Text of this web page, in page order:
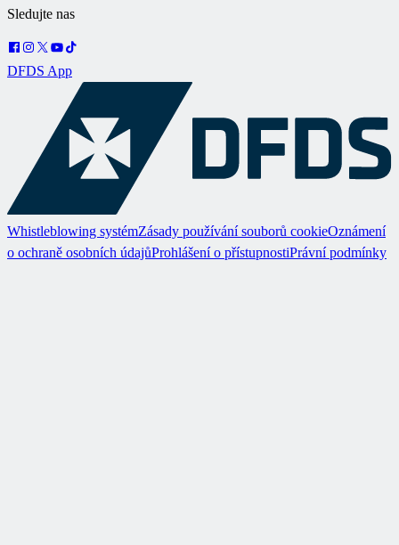
Sledujte nas
DFDS App
Whistleblowing systémZásady používání souborů cookieOznámení
o ochraně osobních údajůProhlášení o přístupnostiPrávní podmínky